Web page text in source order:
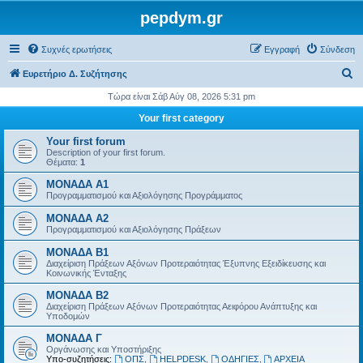
pepdym.gr
Συχνές ερωτήσεις Σύνδεση
Εγγραφή
Ευρετήριο Δ. Συζήτησης
ζ
τ
σ
Τώρα είναι Σάβ Αύγ 08, 2026 5:31 pm
Your first category
Your first forum
Description of your first forum.
Θέματα: 1
ΜΟΝΑΔΑ Α1
Προγραμματισμού και Αξιολόγησης Προγράμματος
ΜΟΝΑΔΑ Α2
Προγραμματισμού και Αξιολόγησης Πράξεων
ΜΟΝΑΔΑ Β1
Διαχείριση Πράξεων Αξόνων Προτεραιότητας Έξυπνης Εξειδίκευσης και
Κοινωνικής Ένταξης
ΜΟΝΑΔΑ Β2
Διαχείριση Πράξεων Αξόνων Προτεραιότητας Αειφόρου Ανάπτυξης και
Υποδομών
ΜΟΝΑΔΑ Γ
Οργάνωσης και Υποστήριξης
Υπο-συζητήσεις:
ΟΠΣ HELPDESK, ΟΔΗΓΙΕΣ ΑΡΧΕΙΑ